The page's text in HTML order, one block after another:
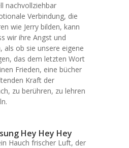
nachvollziehbar
Verbindung, die
wie Jerry bilden, kann
wir ihre Angst und
als ob sie unsere eigene
das dem letzten Wort
Frieden, eine bücher
Kraft der
zu berühren, zu lehren
Hey Hey Hey
Hauch frischer Luft, der